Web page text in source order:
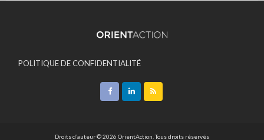
POLITIQUE DE CONFIDENTIALITÉ
ACCEPTATION DES MODALITÉS CONTACT
Droits d’auteur © 2026 OrientAction. Tous droits réservés